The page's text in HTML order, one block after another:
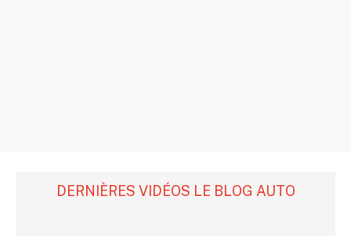
DERNIÈRES VIDÉOS LE BLOG AUTO